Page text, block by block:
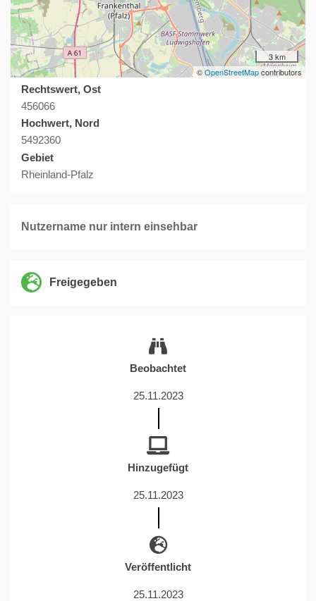
3 km
©OpenStreetMapcontributors
Rechtswert, Ost
456066
Hochwert, Nord
5492360
Gebiet
Rheinland-Pfalz
Nutzername nur intern einsehbar
Freigegeben
Beobachtet
25.11.2023
Hinzugefügt
25.11.2023
Veröffentlicht
25.11.2023